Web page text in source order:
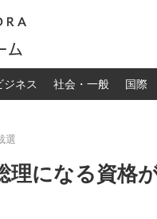
ジネス 社会・一般 国際
選
理になる資格